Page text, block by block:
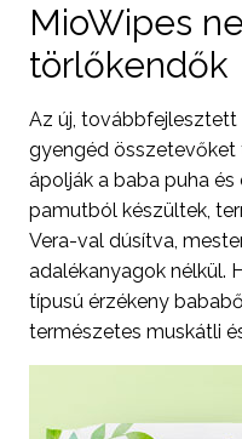
MioWipes
törlőkendők
Az új,
gyengéd összetevőket
ápolják a baba puha és
pamutból készültek,
Vera-val dúsítva,
adalékanyagok nélkül.
típusú érzékeny
természetes muskátli